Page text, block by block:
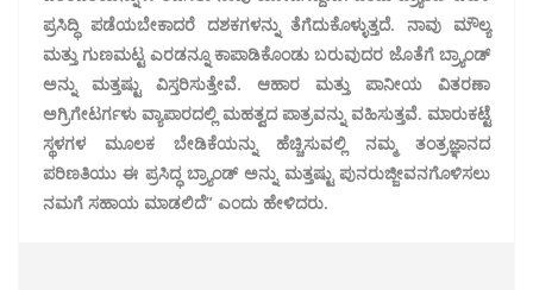
ಪ್ರಸಿದ್ಧಿ ಪಡೆಯಬೇಕಾದರೆ ದಶಕಗಳನ್ನು ತೆಗೆದುಕೊಳ್ಳುತ್ತದೆ. ನಾವು ಮೌಲ್ಯ
ಮತ್ತು ಗುಣಮಟ್ಟ ಎರಡನ್ನೂ ಕಾಪಾಡಿಕೊಂಡು ಬರುವುದರ ಜೊತೆಗೆ ಬ್ರ್ಯಾಂಡ್
ಅನ್ನು ಮತ್ತಷ್ಟು ವಿಸ್ತರಿಸುತ್ತೇವೆ. ಆಹಾರ ಮತ್ತು ಪಾನೀಯ ವಿತರಣಾ
ಅಗ್ರಿಗೇಟರ್ಗಳು ವ್ಯಾಪಾರದಲ್ಲಿ ಮಹತ್ವದ ಪಾತ್ರವನ್ನು ವಹಿಸುತ್ತವೆ. ಮಾರುಕಟ್ಟೆ
ಸ್ಥಳಗಳ ಮೂಲಕ ಬೇಡಿಕೆಯನ್ನು ಹೆಚ್ಚಿಸುವಲ್ಲಿ ನಮ್ಮ ತಂತ್ರಜ್ಞಾನದ
ಪರಿಣತಿಯು ಈ ಪ್ರಸಿದ್ಧ ಬ್ರ್ಯಾಂಡ್ ಅನ್ನು ಮತ್ತಷ್ಟು ಪುನರುಜ್ಜೀವನಗೊಳಿಸಲು
ನಮಗೆ ಸಹಾಯ ಮಾಡಲಿದೆ” ಎಂದು ಹೇಳಿದರು.